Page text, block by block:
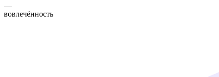
—
вовлечённость